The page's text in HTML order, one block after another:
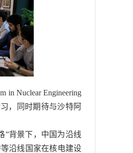
in Nuclear Engineering
，同时期待与沙特阿
”背景下，中国为沿线
沿线国家在核电建设